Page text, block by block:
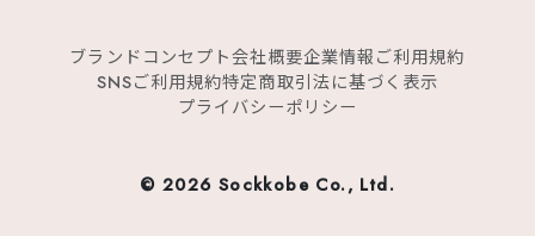
ブランドコンセプト会社概要企業情報 ご利用規約
SNSご利用規約特定商取引法に基づく表示
プライバシーポリシー
© 2026 Sockkobe Co., Ltd.